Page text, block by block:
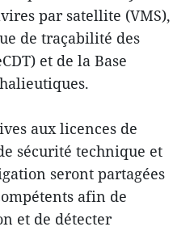
par satellite (VMS),
de traçabilité des
et de la Base
aux licences de
sécurité technique et
seront partagées
afin de
et de détecter